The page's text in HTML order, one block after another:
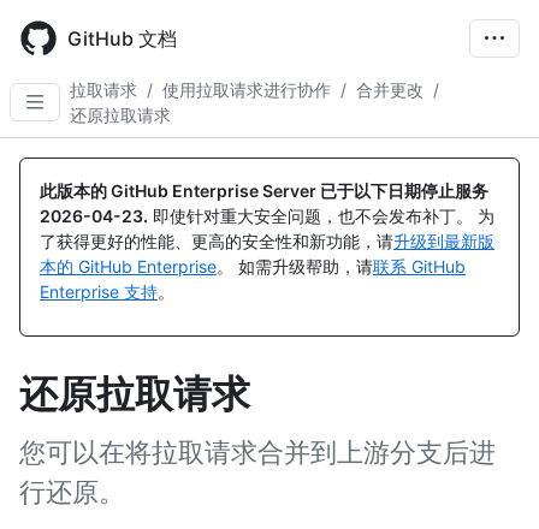
main
content
GitHub 文档
拉取请求 / 使用拉取请求进行协作 / 合并更改 /
还原拉取请求
此版本的 GitHub Enterprise Server 已于以下日期停止服务
2026-04-23. 即使针对重大安全问题，也不会发布补丁。 为
了获得更好的性能、更高的安全性和新功能，请升级到最新版
本的 GitHub Enterprise。 如需升级帮助，请联系 GitHub
Enterprise 支持。
还原拉取请求
您可以在将拉取请求合并到上游分支后进
行还原。